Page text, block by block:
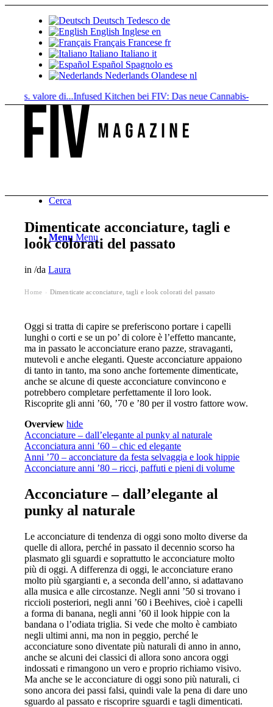
Deutsch Tedesco de
English Inglese en
Français Francese fr
Italiano Italiano it
Español Spagnolo es
Nederlands Olandese nl
valore di...Infused Kitchen bei FIV: Das neue Cannabis-
Cerca
Menu Menu
Dimenticate acconciature, tagli e
look colorati del passato
in/daLaura
Home Dimenticate acconciature, tagli e look colorati del passato
Oggi si tratta di capire se preferiscono portare i capelli
lunghi o corti e se un po’ di colore è l’effetto mancante,
ma in passato le acconciature erano pazze, stravaganti,
mutevoli e anche eleganti. Queste acconciature appaiono
di tanto in tanto, ma sono anche fortemente dimenticate,
anche se alcune di queste acconciature convincono e
potrebbero completare perfettamente il loro look.
Riscoprite gli anni ’60, ’70 e ’80 per il vostro fattore wow.
Overview hide
Acconciature – dall’elegante al punky al naturale
Acconciatura anni ’60 – chic ed elegante
Anni ’70 – acconciature da festa selvaggia e look hippie
Acconciature anni ’80 – ricci, paffuti e pieni di volume
Acconciature – dall’elegante al
punky al naturale
Le acconciature di tendenza di oggi sono molto diverse da
quelle di allora, perché in passato il decennio scorso ha
plasmato gli sguardi e soprattutto le acconciature molto
più di oggi. A differenza di oggi, le acconciature erano
molto più sgargianti e, a seconda dell’anno, si adattavano
alla musica e alle circostanze. Negli anni ’50 si trovano i
riccioli posteriori, negli anni ’60 i Beehives, cioè i capelli
a forma di banana, negli anni ’60 il look hippie con la
bandana o l’odiata triglia. Si vede che molto è cambiato
negli ultimi anni, ma non in peggio, perché le
acconciature sono diventate più naturali di anno in anno,
anche se alcuni dei classici di allora sono ancora oggi
indossati e rimangono un vero e proprio richiamo visivo.
Ma anche se le acconciature di oggi sono più naturali, ci
sono ancora dei passi falsi, quindi vale la pena di dare uno
sguardo al passato e riscoprire sguardi e tagli dimenticati.